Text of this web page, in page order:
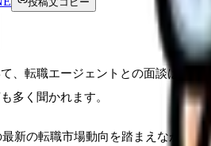
、転職エージェントとの面談は理
多く聞かれます。
新の転職市場動向を踏まえながら